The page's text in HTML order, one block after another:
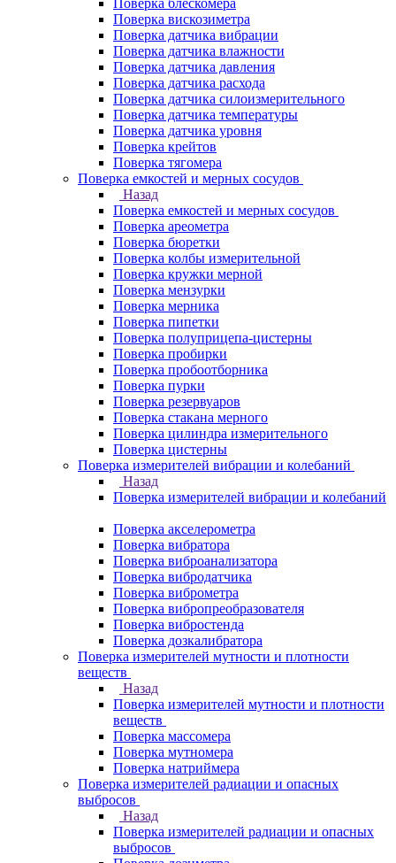
Поверка блескомера
Поверка вискозиметра
Поверка датчика вибрации
Поверка датчика влажности
Поверка датчика давления
Поверка датчика расхода
Поверка датчика силоизмерительного
Поверка датчика температуры
Поверка датчика уровня
Поверка крейтов
Поверка тягомера
Поверка емкостей и мерных сосудов
Назад
Поверка емкостей и мерных сосудов
Поверка ареометра
Поверка бюретки
Поверка колбы измерительной
Поверка кружки мерной
Поверка мензурки
Поверка мерника
Поверка пипетки
Поверка полуприцепа-цистерны
Поверка пробирки
Поверка пробоотборника
Поверка пурки
Поверка резервуаров
Поверка стакана мерного
Поверка цилиндра измерительного
Поверка цистерны
Поверка измерителей вибрации и колебаний
Назад
Поверка измерителей вибрации и колебаний
Поверка акселерометра
Поверка вибратора
Поверка виброанализатора
Поверка вибродатчика
Поверка виброметра
Поверка вибропреобразователя
Поверка вибростенда
Поверка дозкалибратора
Поверка измерителей мутности и плотности
веществ
Назад
Поверка измерителей мутности и плотности
веществ
Поверка массомера
Поверка мутномера
Поверка натриймера
Поверка измерителей радиации и опасных
выбросов
Назад
Поверка измерителей радиации и опасных
выбросов